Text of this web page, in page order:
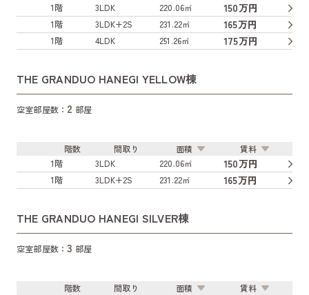
1階
3LDK 220.06㎡ 150万円
1階 3LDK+2S 231.22㎡ 165万円
1階 4LDK 251.26㎡ 175万円
THE GRANDUO HANEGI YELLOW棟
空室部屋数： 2 部屋
階数 間取り 面積
賃料
1階
3LDK 220.06㎡ 150万円
1階 3LDK+2S 231.22㎡ 165万円
THE GRANDUO HANEGI SILVER棟
空室部屋数：3 部屋
階数 間取り 面積
賃料